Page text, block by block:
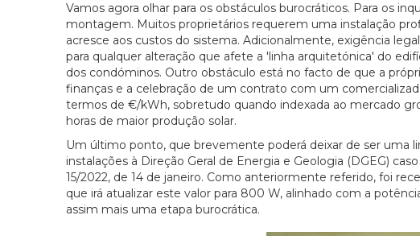
Vamos agora olhar para os obstáculos burocráticos. Para os
montagem. Muitos proprietários requerem uma instalação
acresce aos custos do sistema. Adicionalmente, exigência
para qualquer alteração que afete a 'linha arquitetónica' do
dos condóminos. Outro obstáculo está no facto de que a
finanças e a celebração de um contrato com um
termos de €/kWh, sobretudo quando indexada ao mercado
horas de maior produção solar.
Um último ponto, que brevemente poderá deixar de ser uma
instalações à Direção Geral de Energia e Geologia (DGEG)
15/2022, de 14 de janeiro. Como anteriormente referido, foi
que irá atualizar este valor para 800 W, alinhado com a
assim mais uma etapa burocrática.